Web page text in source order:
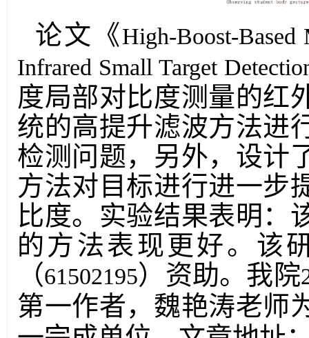
论文 《High-Boost-Based
Infrared Small Target
度局部对比度测量的红
统的高提升滤波方法进
检测问题，另外，设计
方法对目标进行进一步
比度。实验结果表明：
的方法表现更好。该
（61502195）资助。 我院
第一作者，魏艳涛老师